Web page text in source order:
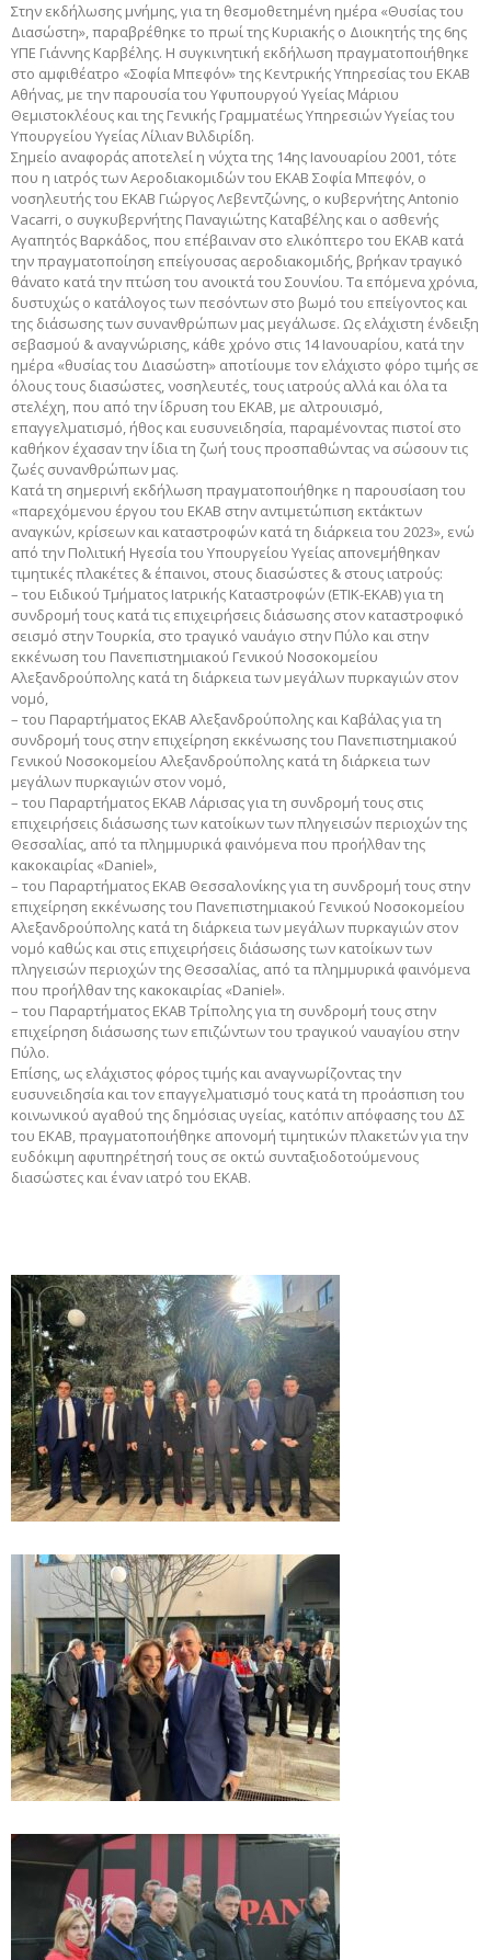
Στην εκδήλωσης μνήμης, για τη θεσμοθετημένη ημέρα «Θυσίας του
Διασώστη», παραβρέθηκε το πρωί της Κυριακής ο Διοικητής της 6ης
ΥΠΕ Γιάννης Καρβέλης. Η συγκινητική εκδήλωση πραγματοποιήθηκε
στο αμφιθέατρο «Σοφία Μπεφόν» της Κεντρικής Υπηρεσίας του ΕΚΑΒ
Αθήνας, με την παρουσία του Υφυπουργού Υγείας Μάριου
Θεμιστοκλέους και της Γενικής Γραμματέως Υπηρεσιών Υγείας του
Υπουργείου Υγείας Λίλιαν Βιλδιρίδη.
Σημείο αναφοράς αποτελεί η νύχτα της 14ης Ιανουαρίου 2001, τότε
που η ιατρός των Αεροδιακομιδών του ΕΚΑΒ Σοφία Μπεφόν, ο
νοσηλευτής του ΕΚΑΒ Γιώργος Λεβεντζώνης, ο κυβερνήτης Antonio
Vacarri, ο συγκυβερνήτης Παναγιώτης Καταβέλης και ο ασθενής
Αγαπητός Βαρκάδος, που επέβαιναν στο ελικόπτερο του ΕΚΑΒ κατά
την πραγματοποίηση επείγουσας αεροδιακομιδής, βρήκαν τραγικό
θάνατο κατά την πτώση του ανοικτά του Σουνίου. Τα επόμενα χρόνια,
δυστυχώς ο κατάλογος των πεσόντων στο βωμό του επείγοντος και
της διάσωσης των συνανθρώπων μας μεγάλωσε. Ως ελάχιστη ένδειξη
σεβασμού & αναγνώρισης, κάθε χρόνο στις 14 Ιανουαρίου, κατά την
ημέρα «θυσίας του Διασώστη» αποτίουμε τον ελάχιστο φόρο τιμής σε
όλους τους διασώστες, νοσηλευτές, τους ιατρούς αλλά και όλα τα
στελέχη, που από την ίδρυση του ΕΚΑΒ, με αλτρουισμό,
επαγγελματισμό, ήθος και ευσυνειδησία, παραμένοντας πιστοί στο
καθήκον έχασαν την ίδια τη ζωή τους προσπαθώντας να σώσουν τις
ζωές συνανθρώπων μας.
Κατά τη σημερινή εκδήλωση πραγματοποιήθηκε η παρουσίαση του
«παρεχόμενου έργου του ΕΚΑΒ στην αντιμετώπιση εκτάκτων
αναγκών, κρίσεων και καταστροφών κατά τη διάρκεια του 2023», ενώ
από την Πολιτική Ηγεσία του Υπουργείου Υγείας απονεμήθηκαν
τιμητικές πλακέτες & έπαινοι, στους διασώστες & στους ιατρούς:
– του Ειδικού Τμήματος Ιατρικής Καταστροφών (ΕΤΙΚ-ΕΚΑΒ) για τη
συνδρομή τους κατά τις επιχειρήσεις διάσωσης στον καταστροφικό
σεισμό στην Τουρκία, στο τραγικό ναυάγιο στην Πύλο και στην
εκκένωση του Πανεπιστημιακού Γενικού Νοσοκομείου
Αλεξανδρούπολης κατά τη διάρκεια των μεγάλων πυρκαγιών στον
νομό,
– του Παραρτήματος ΕΚΑΒ Αλεξανδρούπολης και Καβάλας για τη
συνδρομή τους στην επιχείρηση εκκένωσης του Πανεπιστημιακού
Γενικού Νοσοκομείου Αλεξανδρούπολης κατά τη διάρκεια των
μεγάλων πυρκαγιών στον νομό,
– του Παραρτήματος ΕΚΑΒ Λάρισας για τη συνδρομή τους στις
επιχειρήσεις διάσωσης των κατοίκων των πληγεισών περιοχών της
Θεσσαλίας, από τα πλημμυρικά φαινόμενα που προήλθαν της
κακοκαιρίας «Daniel»,
– του Παραρτήματος ΕΚΑΒ Θεσσαλονίκης για τη συνδρομή τους στην
επιχείρηση εκκένωσης του Πανεπιστημιακού Γενικού Νοσοκομείου
Αλεξανδρούπολης κατά τη διάρκεια των μεγάλων πυρκαγιών στον
νομό καθώς και στις επιχειρήσεις διάσωσης των κατοίκων των
πληγεισών περιοχών της Θεσσαλίας, από τα πλημμυρικά φαινόμενα
που προήλθαν της κακοκαιρίας «Daniel».
– του Παραρτήματος ΕΚΑΒ Τρίπολης για τη συνδρομή τους στην
επιχείρηση διάσωσης των επιζώντων του τραγικού ναυαγίου στην
Πύλο.
Επίσης, ως ελάχιστος φόρος τιμής και αναγνωρίζοντας την
ευσυνειδησία και τον επαγγελματισμό τους κατά τη προάσπιση του
κοινωνικού αγαθού της δημόσιας υγείας, κατόπιν απόφασης του ΔΣ
του ΕΚΑΒ, πραγματοποιήθηκε απονομή τιμητικών πλακετών για την
ευδόκιμη αφυπηρέτησή τους σε οκτώ συνταξιοδοτούμενους
διασώστες και έναν ιατρό του ΕΚΑΒ.